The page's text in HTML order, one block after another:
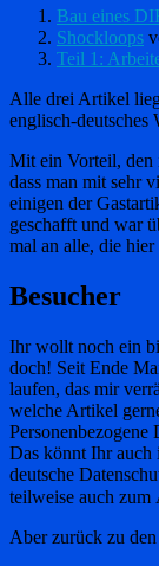
Bau eines
Shockloops
Teil 1:
Alle drei Artikel
englisch-deutsches
Mit ein Vorteil, den
dass man mit sehr
einigen der
geschafft und war
mal an alle, die
Besucher
Ihr wollt noch ein
doch! Seit Ende
laufen, das mir
welche Artikel
Das könnt Ihr auch
deutsche
teilweise auch zum
Aber zurück zu